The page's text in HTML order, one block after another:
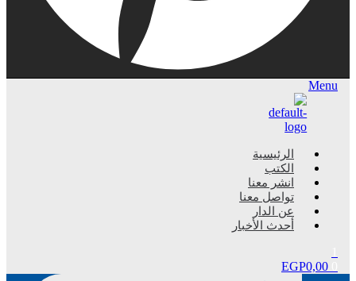
Menu
الرئيسية
الكتب
انشر معنا
تواصل معنا
عن الدار
أحدث الأخبار
EGP0,00